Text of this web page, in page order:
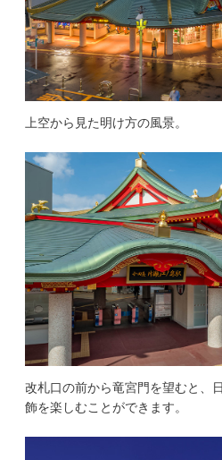
上空から見た明け方の風景。
改札口の前から竜宮門を望むと、
飾を楽しむことができます。